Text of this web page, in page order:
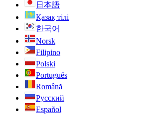
日本語
Қазақ тілі
한국어
Norsk
Filipino
Polski
Português
Română
Русский
Español